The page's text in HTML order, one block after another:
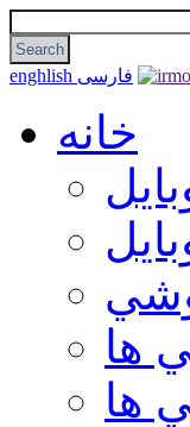
enghlish فارسی
خانه
ها
ها